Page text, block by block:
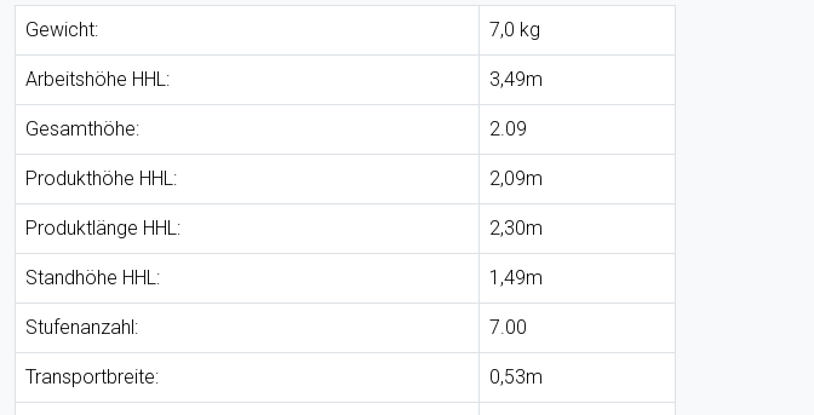
Gewicht: 7,0 kg
Arbeitshöhe HHL: 3,49m
Gesamthöhe: 2.09
Produkthöhe HHL: 2,09m
Produktlänge HHL: 2,30m
Standhöhe HHL: 1,49m
Stufenanzahl: 7.00
Transportbreite: 0,53m